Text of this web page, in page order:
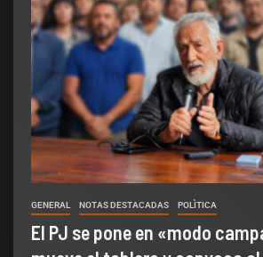
GENERAL NOTAS DESTACADAS POLÌTICA
El PJ se pone en «modo